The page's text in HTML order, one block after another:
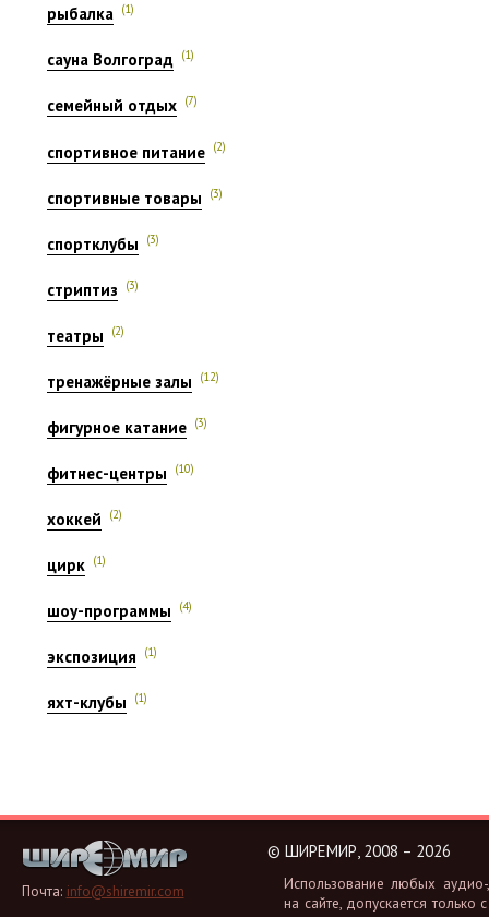
рыбалка (1)
сауна Волгоград (1)
семейный отдых (7)
спортивное питание (2)
спортивные товары (3)
спортклубы (3)
стриптиз (3)
театры (2)
тренажёрные залы (12)
фигурное катание (3)
фитнес-центры (10)
хоккей (2)
цирк (1)
шоу-программы (4)
экспозиция (1)
яхт-клубы (1)
Почта: info@shiremir.com
© ШИРЕМИР, 2008 – 2026
Ис­поль­зо­ва­ние любых
на сайте, до­пус­ка­ет­ся